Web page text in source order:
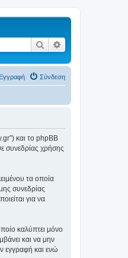
Αναζήτηση
Σύνδεση
Εγγραφή
και το phpBB
συνεδρίας χρήσης
τα οποία
συνεδρίας
για να
καλύπτει μόνο
και να μην
εγγραφή και ενώ